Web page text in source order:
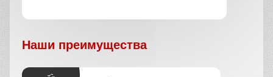
Наши преимущества